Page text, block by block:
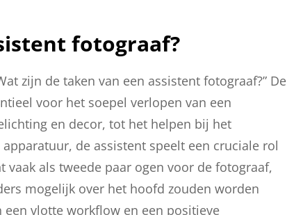
fotograaf?
zijn de taken van een assistent fotograaf?” De
voor het soepel verlopen van een
en decor, tot het helpen bij het
de assistent speelt een cruciale rol
als tweede paar ogen voor de fotograaf,
mogelijk over het hoofd zouden worden
vlotte workflow en een positieve